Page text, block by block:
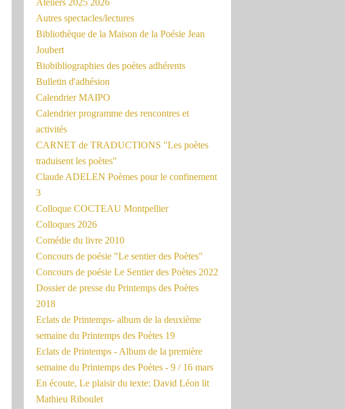
Ateliers 2025 2026
Autres spectacles/lectures
Bibliothèque de la Maison de la Poésie Jean
Joubert
Biobibliographies des poètes adhérents
Bulletin d'adhésion
Calendrier MAIPO
Calendrier programme des rencontres et
activités
CARNET de TRADUCTIONS "Les poètes
traduisent les poètes"
Claude ADELEN Poèmes pour le confinement
3
Colloque COCTEAU Montpellier
Colloques 2026
Comédie du livre 2010
Concours de poésie "Le sentier des Poètes"
Concours de poésie Le Sentier des Poètes 2022
Dossier de presse du Printemps des Poètes
2018
Eclats de Printemps- album de la deuxième
semaine du Printemps des Poètes 19
Eclats de Printemps - Album de la première
semaine du Printemps des Poètes - 9 / 16 mars
En écoute, Le plaisir du texte: David Léon lit
Mathieu Riboulet